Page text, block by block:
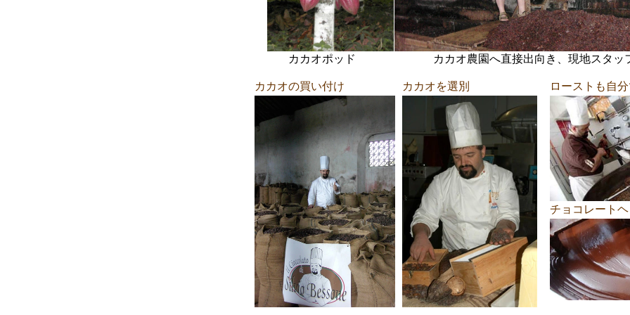
カカオポッド カカオ農園へ直接出向き、現地スタッ
カカオの買い付け カカオを選別 ローストも自
チョコレートヘ